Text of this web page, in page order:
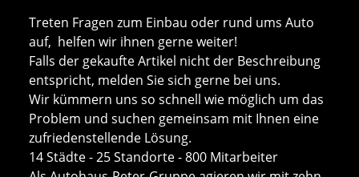
Treten Fragen zum Einbau oder rund ums Auto
auf, helfen wir ihnen gerne weiter!
Falls der gekaufte Artikel nicht der Beschreibung
entspricht, melden Sie sich gerne bei uns.
Wir kümmern uns so schnell wie möglich um das
Problem und suchen gemeinsam mit Ihnen eine
zufriedenstellende Lösung.
14 Städte - 25 Standorte - 800 Mitarbeiter